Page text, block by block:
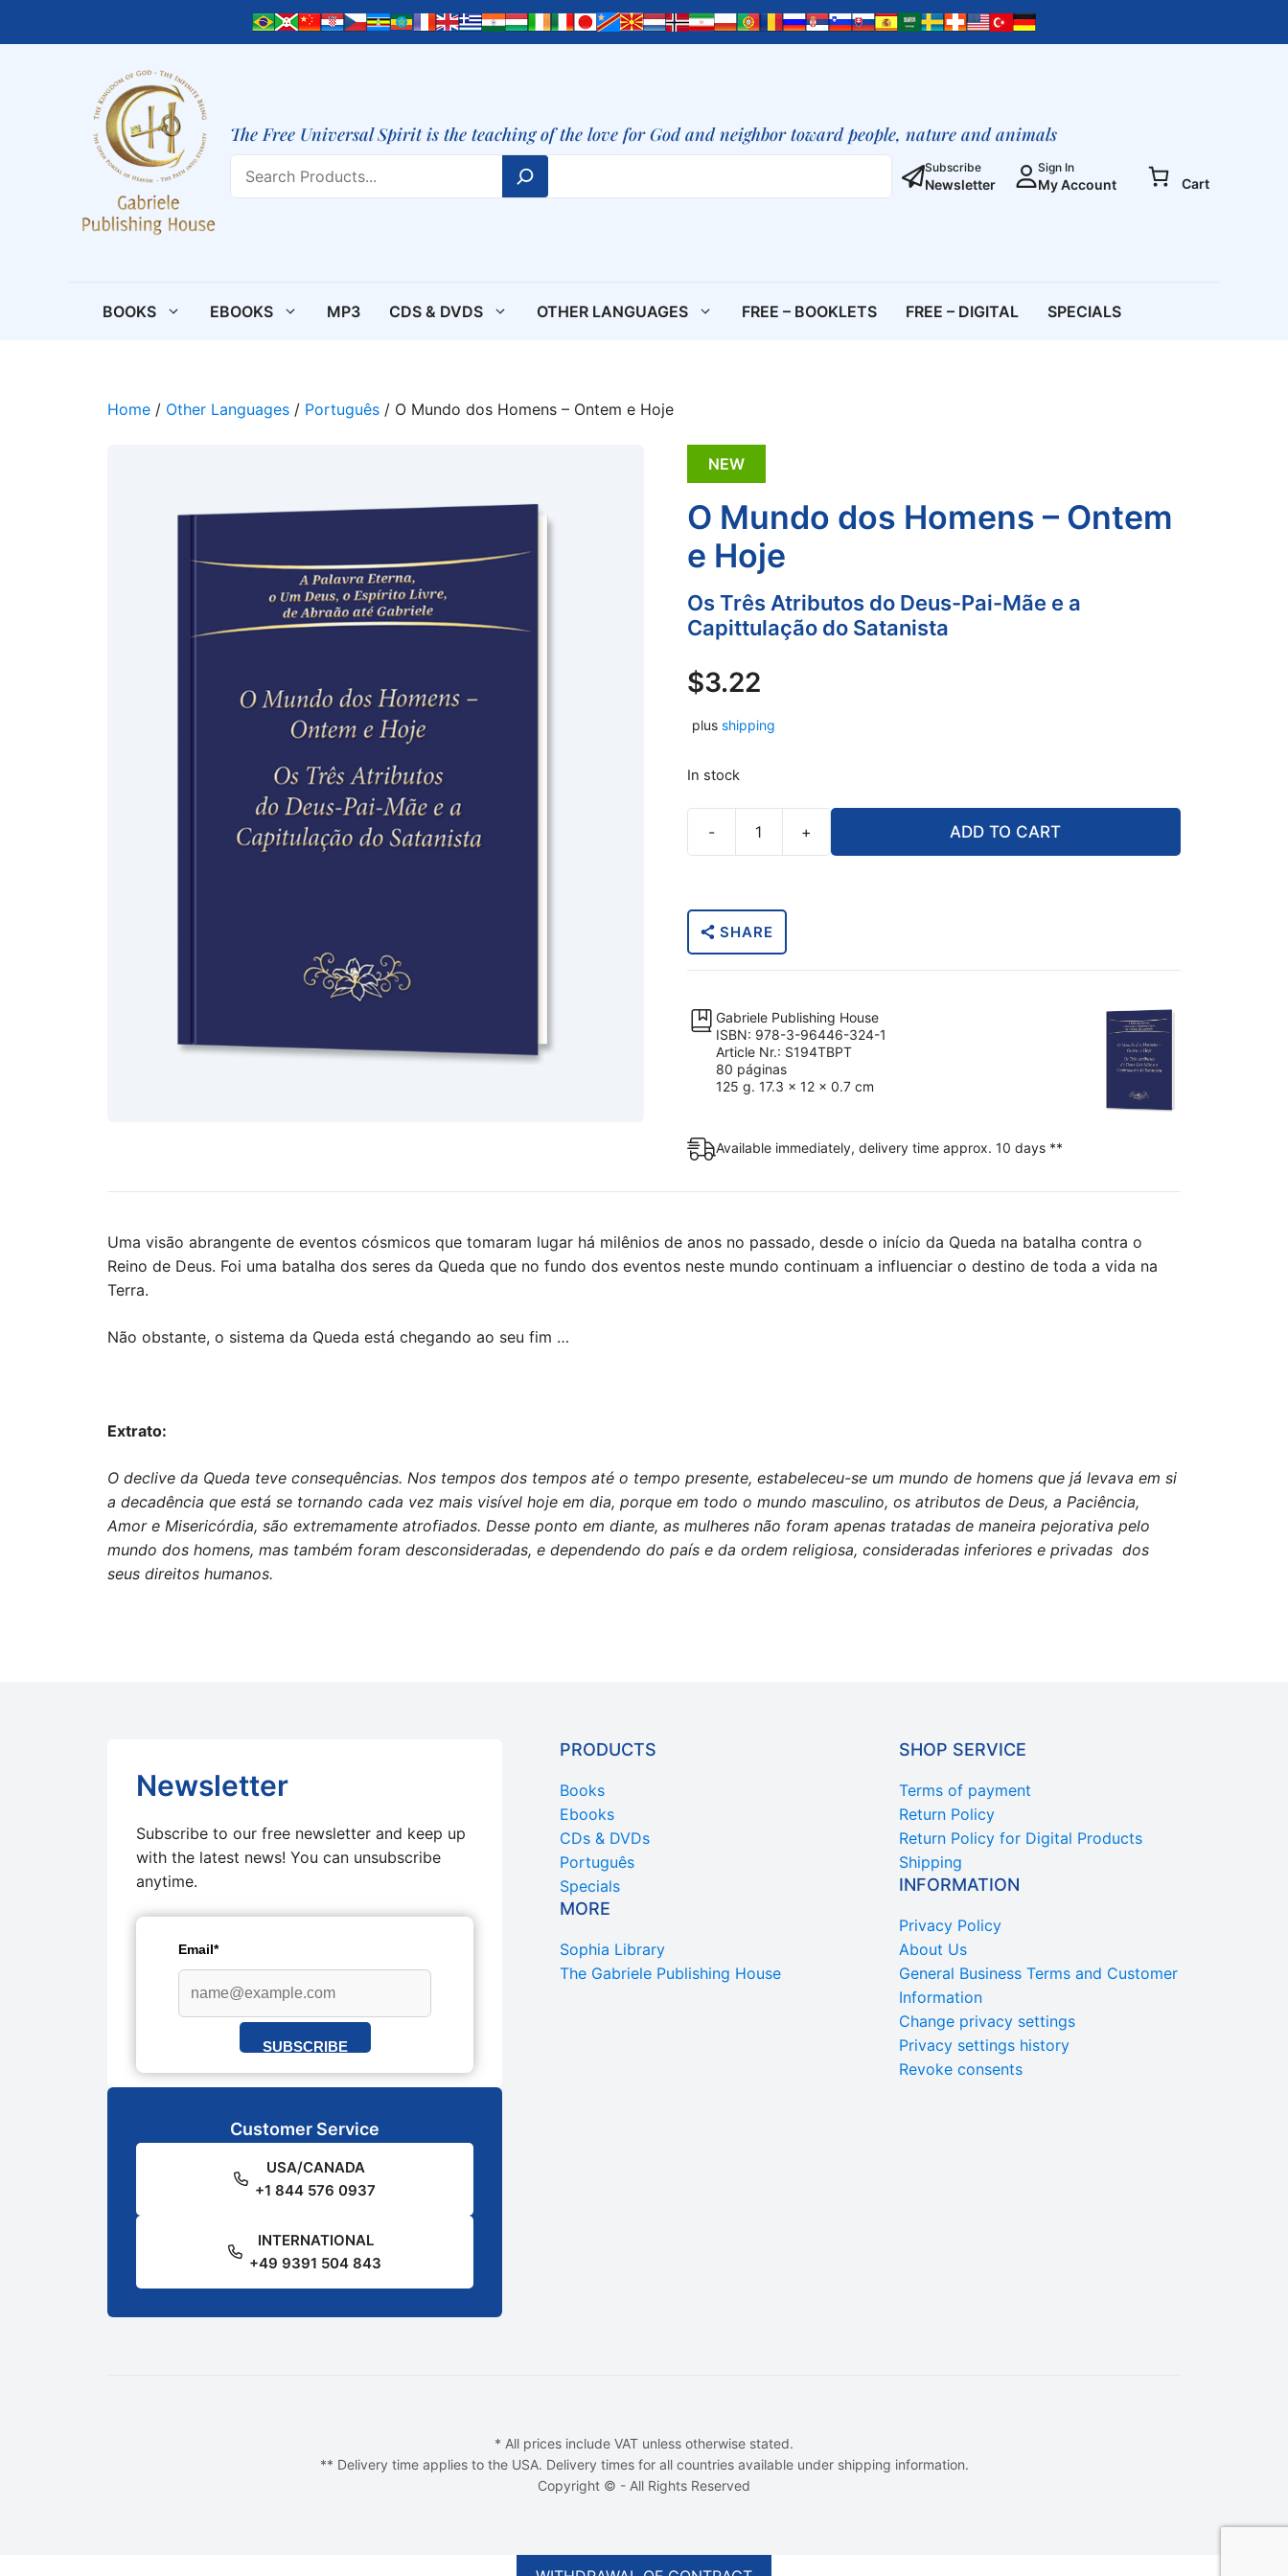
The Free Universal Spirit is the teaching of the love for God and neighbor toward people, nature and animals
Subscribe
Newsletter
Sign In
My Account Cart
BOOKS EBOOKS MP3 CDS & DVDS OTHER LANGUAGES FREE – BOOKLETS FREE – DIGITAL SPECIALS
Home / Other Languages / Português / O Mundo dos Homens – Ontem e Hoje
NEW
O Mundo dos Homens – Ontem
e Hoje
Os Três Atributos do Deus-Pai-Mãe e a
Capittulação do Satanista
$3.22
plus shipping
In stock
-
Homens
Hoje
quantity
+ ADD TO CART
SHARE
Gabriele Publishing House
ISBN: 978-3-96446-324-1
Article Nr.: S194TBPT
80 páginas
125 g. 17.3 x 12 x 0.7 cm
Available immediately, delivery time approx. 10 days **
Uma visão abrangente de eventos cósmicos que tomaram lugar há milênios de anos no passado, desde o início da Queda na batalha contra o
Reino de Deus. Foi uma batalha dos seres da Queda que no fundo dos eventos neste mundo continuam a influenciar o destino de toda a vida na
Terra.
Não obstante, o sistema da Queda está chegando ao seu fim …
Extrato:
O declive da Queda teve consequências. Nos tempos dos tempos até o tempo presente, estabeleceu-se um mundo de homens que já levava em si
a decadência que está se tornando cada vez mais visível hoje em dia, porque em todo o mundo masculino, os atributos de Deus, a Paciência,
Amor e Misericórdia, são extremamente atrofiados. Desse ponto em diante, as mulheres não foram apenas tratadas de maneira pejorativa pelo
mundo dos homens, mas também foram desconsideradas, e dependendo do país e da ordem religiosa, consideradas inferiores e privadas dos
seus direitos humanos.
Newsletter
Subscribe to our free newsletter and keep up
with the latest news! You can unsubscribe
anytime.
Email*
SUBSCRIBE
Customer Service
USA/CANADA
+1 844 576 0937
INTERNATIONAL
+49 9391 504 843
PRODUCTS
Books
Ebooks
CDs & DVDs
Português
Specials
MORE
Sophia Library
The Gabriele Publishing House
SHOP SERVICE
Terms of payment
Return Policy
Return Policy for Digital Products
Shipping
INFORMATION
Privacy Policy
About Us
General Business Terms and Customer
Information
Change privacy settings
Privacy settings history
Revoke consents
* All prices include VAT unless otherwise stated.
** Delivery time applies to the USA. Delivery times for all countries available under shipping information.
Copyright © - All Rights Reserved
dos
Homens
quantity